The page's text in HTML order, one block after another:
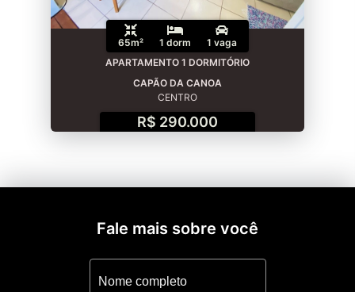
65m² 1 dorm
1 vaga
APARTAMENTO 1 DORMITÓRIO
CAPÃO DA CANOA
CENTRO
R$ 290.000
Fale mais sobre você